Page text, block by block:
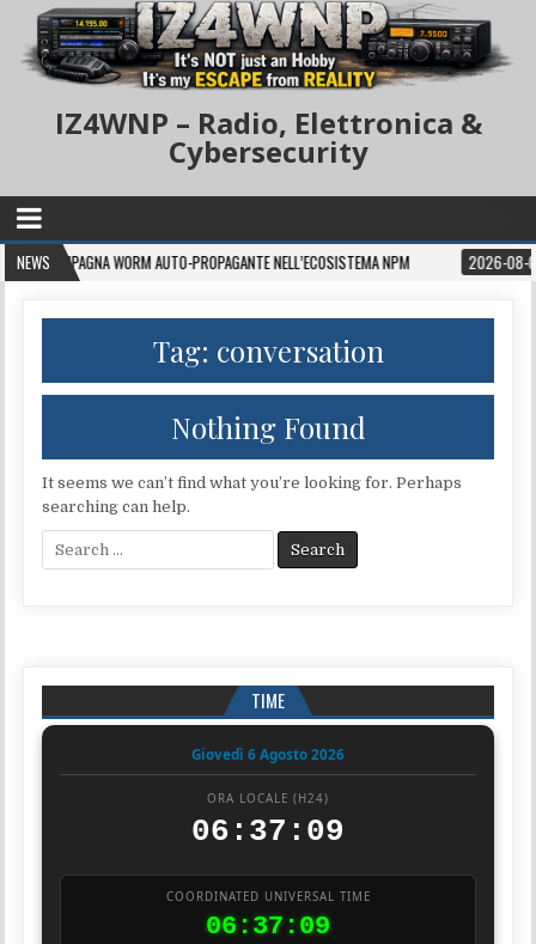
IZ4WNP – Radio, Elettronica &
Cybersecurity
NEWSWORM AUTO-PROPAGANTE NELL’ECOSISTEMA NPM 2026-08-05
Tag: conversation
Nothing Found
It seems we can’t find what you’re looking for. Perhaps
searching can help.
Search for:
TIME
Giovedì 6 Agosto 2026
ORA LOCALE (H24)
06:37:10
COORDINATED UNIVERSAL TIME
06:37:10